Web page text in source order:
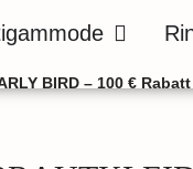
Öffne
BIRD – 100 €